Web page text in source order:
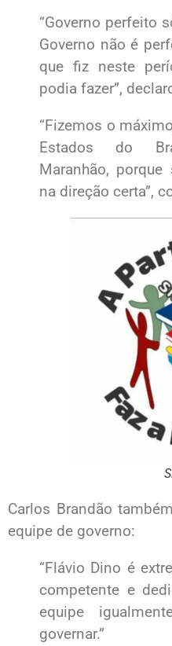
“Governo perfeito
Governo não é
que fiz neste
podia fazer”,
“Fizemos o
Estados do
Maranhão,
na direção certa”,
Carlos Brandão
equipe de governo:
“Flávio Dino é
competente e
equipe
governar.”